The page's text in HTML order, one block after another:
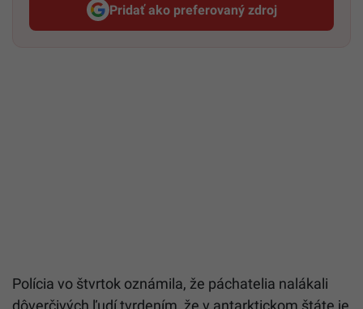
Pridať ako preferovaný zdroj
Startitup, odkaz sa otvorí v
Polícia vo štvrtok oznámila, že páchatelia nalákali
dôverčivých ľudí tvrdením, že v antarktickom štáte je